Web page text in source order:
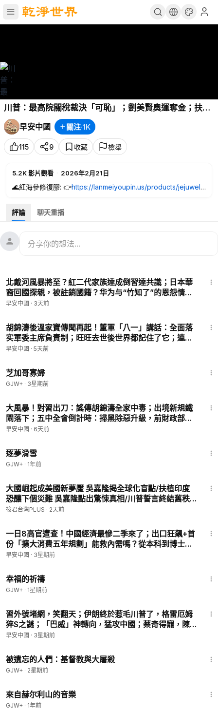
川普：最高院關稅裁決「可恥」；劉美賢奧運奪金；扶老
人行善，兩少女遭索賠22萬；川普要公布外星人檔案；
早安中國02.20.2026
早安中國 關注·1K
115 9 收藏 檢舉
5.2K影片觀看 · 2026年2月21日
🌊紅海參修復膠: 👉https://lanmeiyoupin.us/products/jejuwelli
📌 紅海參修復膠訂閱制👇🚚 優先發貨不怕缺貨
💸 輸入優惠碼【china】第一個月85 折
🎁 🎁 🎁 過年限時廠家回饋🎁 🎁 🎁
從【美東時間】大年初二2月18日，就是今天開始，到元宵節3月
經訂閱的朋友請放心，您也有份～ 贈送的紅海參會在第二個月送
貨的時候一併寄出。名額有限，先訂先得～
👉蔘皇系列https://lanmeiyoupin.us/collections/blackginsen
🔥Dermaroller面膜4盒送送Volique晨光修護防曬霜
👉https://lanmeiyoupin.us/products/dermaroller-mask4-bf1?r
ef=china
💥紅海參修復凝膠已開通 香港🇭🇰、台灣🇹🇼 地區發貨！
購物相關疑問請諮詢：
五9AM-6PM)
🌍從巴黎、布拉格到威尼斯與古羅馬，每一步都是風景，每一座
☕在陽光與咖啡香中，體驗真正的歐洲浪漫。
✨希望之旅10人以下精品小團，北歐、中歐、西歐、經典義大利
🔎詳情：https://www.xiwangzhilv.com/
📞1-855-955-5227
📧travel@soundofhope.org
🛡️每月籌2000美元，就能產生 100 條翻牆鏈接，就能為上萬的
中國人提供全天候自由連接。捐款多少不限，您的支持將把光明
與真相送進中國。捐款鏈接在此👇感謝幫助🙏～
🙏 無論金額多少，都是在改變中國的路上邁出的一步！支持自
由，就從這裡開始！☀️
🏬早安中國個人網站：
💥三退網站 https://tuidang.epochtimes.com/
🔥📢訂閱 《早安中國》👉
🏠早安中國個人網站：
評論 聊天重播
北戴河風暴將至？紅二代家族達成倒習達共識；日本華
裔回國探親，被註銷國籍？华为与“竹知了”的恩怨情
仇；【溫家寶家被嚴查】誰是幕後黑手？#早安中國
早安中國 · 3天前
胡錦濤後溫家寶傳聞再起！董軍「八一」講話：全面落
实軍委主席負責制；旺旺去世後世界都記住了它；連雲
港母女事件上熱搜；出境新規為何禁評？#早安中國
早安中國 · 5天前
芝加哥寡婦
GJW+ · 3星期前
大風暴！對習出刀：謠傳胡錦濤全家中毒；出境新規鐵
閘落下；五中全會倒計時：掃黑除惡升級，前財政部長
樓繼偉被抓，國家電網辛保安被查，公安部十局局長
早安中國 07.31.2026
早安中國 · 6天前
逐夢滑雪
GJW+ · 1年前
大國崛起成美國新夢魘 吳嘉隆揭全球化盲點/扶植印度
恐釀下個災難 吳嘉隆點出驚悚真相/川普誓言終結舊秩
序 權貴洗錢海外全曝光/美中冷戰全面展開 台灣成對抗
筱君台灣PLUS · 2天前
一日8高官遭查！中國經濟最慘二季來了；出口狂飆+首
份「擴大消費五年規劃」能救內需嗎？從本科到博士中
國找工作難上加難！#早安中國 07.16.2026
早安中國 · 3星期前
幸福的祈禱
GJW+ · 1星期前
習外號堵網，笑翻天；伊朗終於惹毛川普了，格雷厄姆
猝S之謎；「巴威」神轉向，猛攻中國；蔡奇得寵，陳
希危在旦夕？#早安中國 07.13.2026
早安中國 · 3星期前
被遺忘的人們：基督教與大屠殺
GJW+ · 2星期前
來自赫尔利山的音樂
GJW+ · 1年前